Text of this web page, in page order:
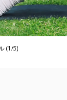
(1/5)